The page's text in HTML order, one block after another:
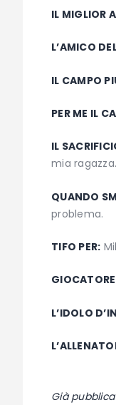
IL MIGLIOR
L’AMICO
IL CAMPO
PER ME IL
IL
mia ragazza.
QUANDO
problema.
TIFO PER:
L’IDOLO
Già